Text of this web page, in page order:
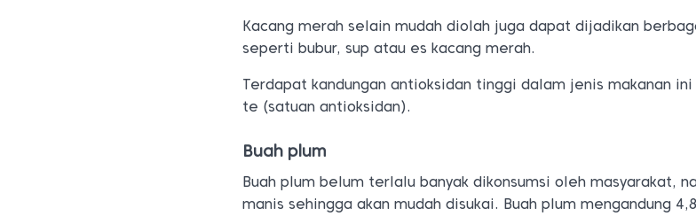
Kacang merah selain mudah diolah juga dapat dijadikan
seperti bubur, sup atau es kacang merah.
Terdapat kandungan antioksidan tinggi dalam jenis makanan
te (satuan antioksidan).
Buah plum
Buah plum belum terlalu banyak dikonsumsi oleh masyarakat,
manis sehingga akan mudah disukai. Buah plum mengandung